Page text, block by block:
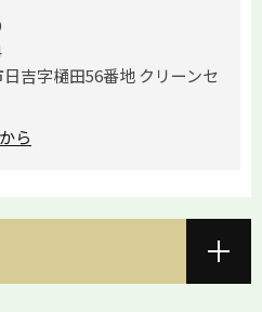
吉字樋田56番地 クリーンセ
ら